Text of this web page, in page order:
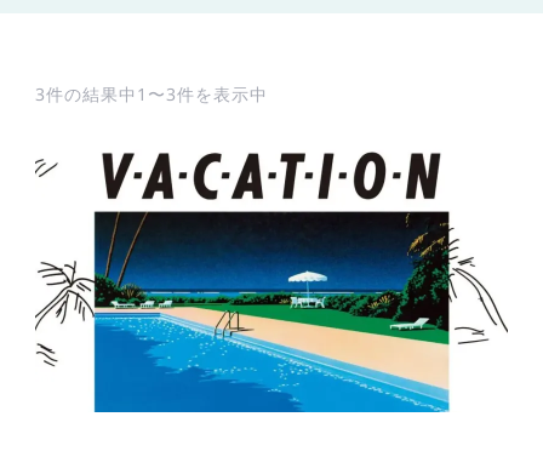
3件の結果中1〜3件を表示中